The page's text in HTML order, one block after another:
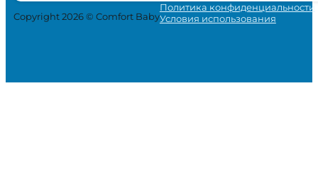
Copyright 2026 © Comfort Baby
Политика конфиденциальности
Условия использования